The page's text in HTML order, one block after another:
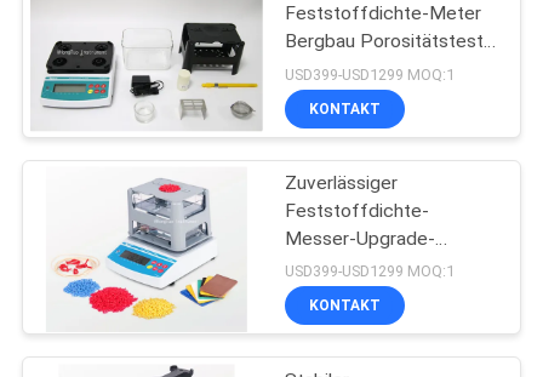
Feststoffdichte-Meter
Bergbau Porositätstest
für Kunststoff
USD399-USD1299 MOQ:1
KONTAKT
Zuverlässiger
Feststoffdichte-
Messer-Upgrade-
Schaltkreis mit
Datenverbindungsdraht
USD399-USD1299 MOQ:1
KONTAKT